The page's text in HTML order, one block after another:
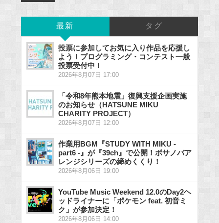
最新 タグ
投票に参加してお気に入り作品を応援し
よう！プログラミング・コンテスト一般
投票受付中！
2026年8月07日 17:00
「令和8年熊本地震」復興支援企画実施
のお知らせ（HATSUNE MIKU
CHARITY PROJECT）
2026年8月07日 12:00
作業用BGM『STUDY WITH MIKU -
part6 -』が『39ch』で公開！ボサノバア
レンジシリーズの締めくくり！
2026年8月06日 19:00
YouTube Music Weekend 12.0のDay2ヘ
ッドライナーに「ポケモン feat. 初音ミ
ク」が参加決定！
2026年8月06日 14:00